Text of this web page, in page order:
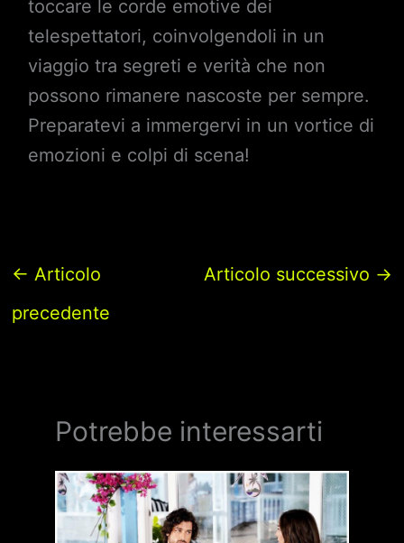
toccare le corde emotive dei
telespettatori, coinvolgendoli in un
viaggio tra segreti e verità che non
possono rimanere nascoste per sempre.
Preparatevi a immergervi in un vortice di
emozioni e colpi di scena!
← Articolo
precedente
Articolo successivo →
Potrebbe interessarti